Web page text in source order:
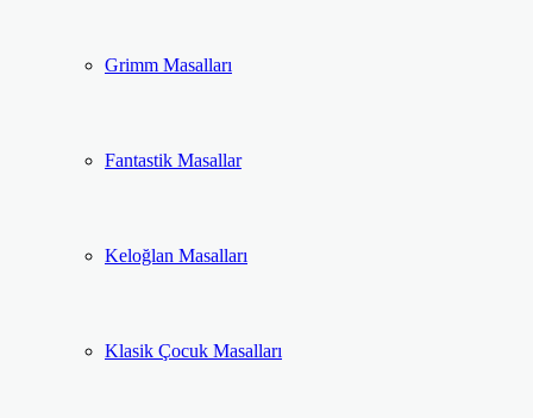
Grimm Masalları
Fantastik Masallar
Keloğlan Masalları
Klasik Çocuk Masalları